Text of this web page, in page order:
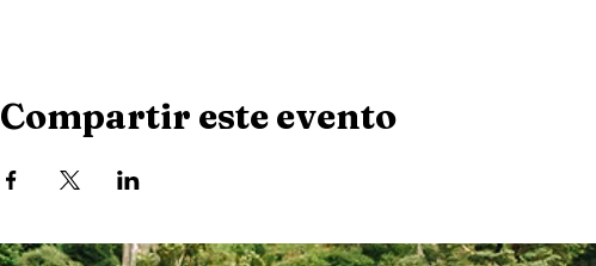
Compartir este evento